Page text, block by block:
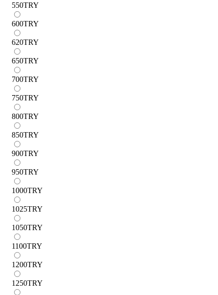
550TRY
600TRY
620TRY
650TRY
700TRY
750TRY
800TRY
850TRY
900TRY
950TRY
1000TRY
1025TRY
1050TRY
1100TRY
1200TRY
1250TRY